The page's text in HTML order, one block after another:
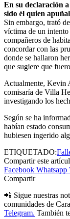
En su declaración
sido él quien
Sin embargo, trató
víctima de un intento
compañeros de
concordar con las
donde se hallaron
que sugiere que
Actualmente, Kevin
comisaría de Villa
investigando los
Según se ha
habían estado
hubiesen ingerido
ETIQUETADO:
Compartir este
Facebook Whatsapp
Compartir
📲 Sigue nuestras
comunidades de
Telegram. También